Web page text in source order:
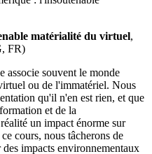
matérialité du virtuel,
FR)
associe souvent le monde
ou de l'immatériel. Nous
qu'il n'en est rien, et que
et de la
un impact énorme sur
cours, nous tâcherons de
des impacts environnementaux